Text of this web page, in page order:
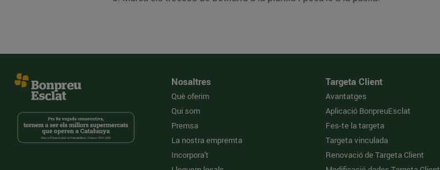
Nosaltres
Què oferim
Qui som
Premsa
La nostra empremta
Incorpora't
Targeta Client
Avantatges
Aplicació BonpreuEsclat
Fes-te la targeta
Targeta vinculada
Renovació de Targeta Client